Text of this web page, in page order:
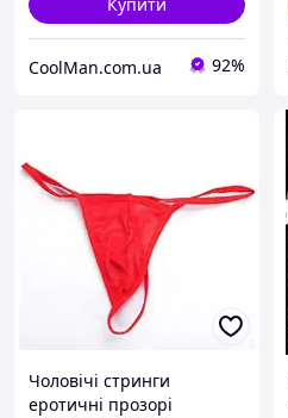
CoolMan.com.ua 92%
Чоловічі стринги
еротичні прозорі